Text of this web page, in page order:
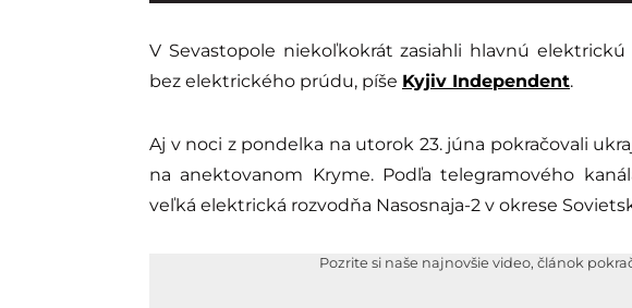
V Sevastopole niekoľkokrát zasiahli hlavnú
bez elektrického prúdu, píše Kyjiv Independent.
Aj v noci z pondelka na utorok 23. júna pokračovali
na anektovanom Kryme. Podľa telegramového
veľká elektrická rozvodňa Nasosnaja-2 v okrese
Pozrite si naše najnovšie video, článok